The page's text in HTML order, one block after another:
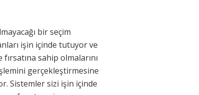
bir seçim
işin içinde tutuyor ve
sahip olmalarını
gerçekleştirmesine
Sistemler sizi işin içinde